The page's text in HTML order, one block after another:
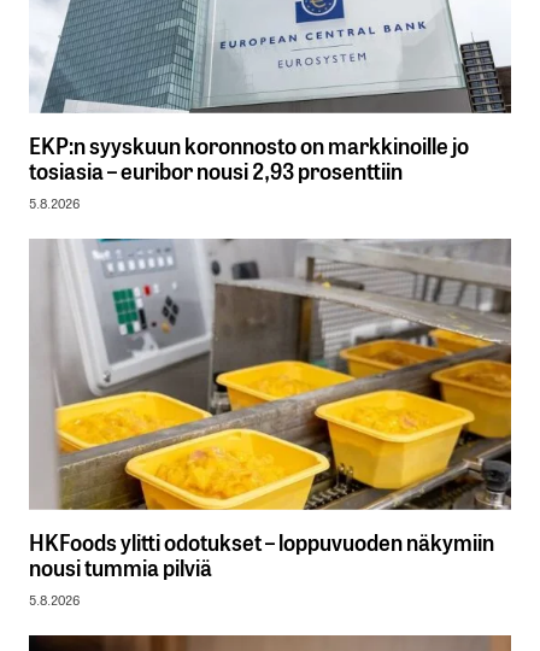
EKP:n syyskuun koronnosto on markkinoille jo
tosiasia – euribor nousi 2,93 prosenttiin
5.8.2026
HKFoods ylitti odotukset – loppuvuoden näkymiin
nousi tummia pilviä
5.8.2026